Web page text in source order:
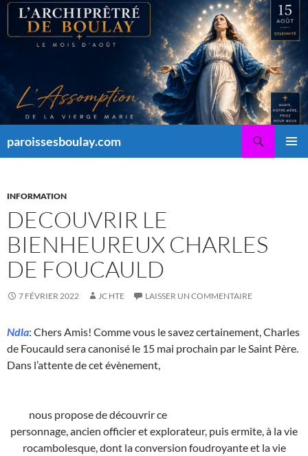
Aller
contenu
paroissesboulay.com
INFORMATION
DECOUVRIR LE
BIENHEUREUX CHARLES
DE FOUCAULD
7 FÉVRIER 2022 JC HTE LAISSER UN COMMENTAIRE
Ndla: Chers Amis! Comme vous le savez certainement, Charles
de Foucauld sera canonisé le 15 mai prochain par le Saint Père.
Dans l’attente de cet évènement,
nous propose de découvrir ce
personnage, ancien officier et explorateur, puis ermite, à la vie
rocambolesque, dont la conversion foudroyante et la vie